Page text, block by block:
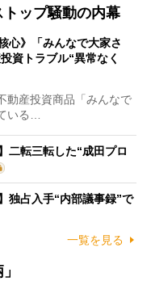
トップ騒動の内幕
心》「みんなで大家さ
資トラブル“異常なく
動産投資商品「みんなで
いる…
二転三転した“成田プロ
独占入手“内部議事録”で
一覧を見る